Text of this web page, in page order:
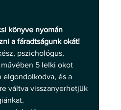
könyve nyomán
a fáradtságunk okát!
pszichológus,
5 lelki okot
elgondolkodva, és a
váltva visszanyerhetjük